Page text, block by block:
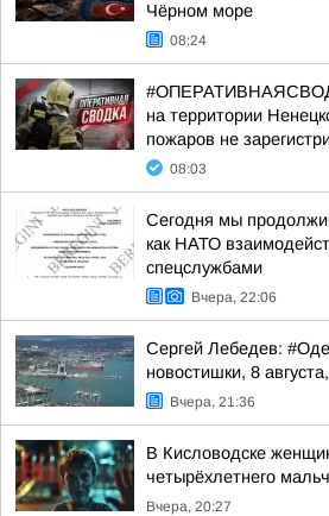
Чёрном море
08:24
на территории
пожаров не
08:03
Сегодня мы
как НАТО
спецслужбами
Вчера, 22:06
Сергей Лебедев:
новостишки, 8
Вчера, 21:36
В Кисловодске
четырёхлетнего
Вчера, 20:27